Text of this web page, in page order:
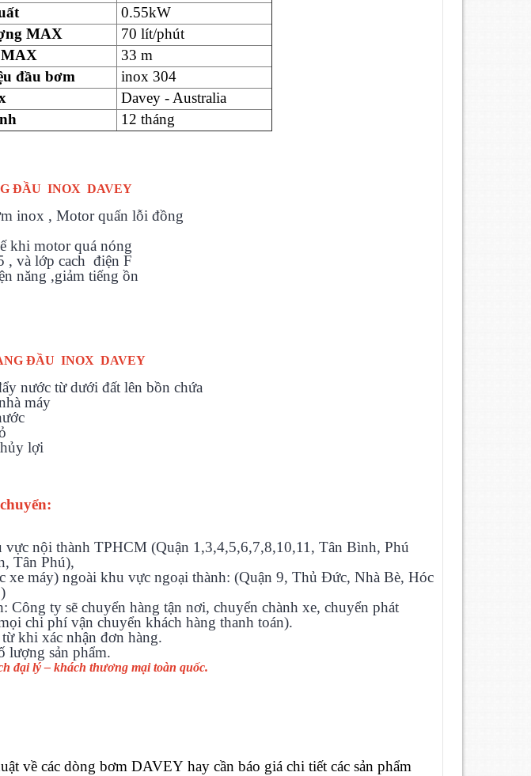
0.55kW
MAX
70 lít/phút
33 m
đầu bơm
inox 304
Davey - Australia
12 tháng
ĐẦU INOX DAVEY
inox , Motor quấn lỗi đồng
khi motor quá nóng
, và lớp cach điện F
năng ,giảm tiếng ồn
ĐẦU INOX DAVEY
nước từ dưới đất lên bồn chứa
máy
lợi
nội thành TPHCM (Quận 1,3,4,5,6,7,8,10,11, Tân Bình, Phú
Tân Phú),
xe máy) ngoài khu vực ngoại thành: (Quận 9, Thủ Đức, Nhà Bè, Hóc
ty sẽ chuyển hàng tận nơi, chuyển chành xe, chuyển phát
chi phí vận chuyển khách hàng thanh toán).
khi xác nhận đơn hàng.
lượng sản phẩm.
đại lý – khách thương mại toàn quốc.
về các dòng bơm DAVEY hay cần báo giá chi tiết các sản phẩm